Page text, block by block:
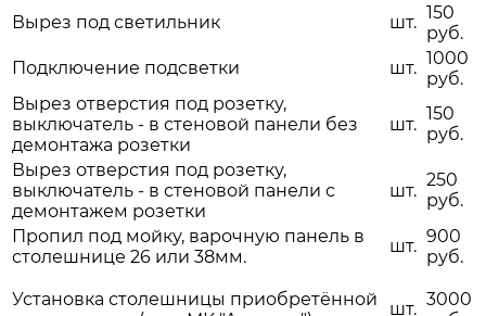
Вырез под светильник
шт. 150
руб.
Подключение подсветки
шт. 1000
руб.
Вырез отверстия под розетку,
выключатель - в стеновой панели без
демонтажа розетки
шт.
150
руб.
Вырез отверстия под розетку,
выключатель - в стеновой панели с
демонтажем розетки
шт.
250
руб.
Пропил под мойку, варочную панель в
столешнице 26 или 38мм.
шт. 900
руб.
Установка столешницы приобретённой
шт. 3000